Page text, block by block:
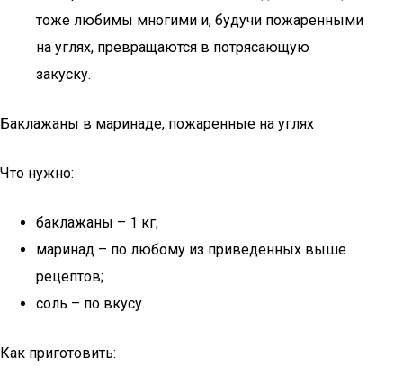
тоже любимы многими и, будучи пожаренными
на углях, превращаются в потрясающую
закуску.
Баклажаны в маринаде, пожаренные на углях
Что нужно:
баклажаны – 1 кг;
маринад – по любому из приведенных выше
рецептов;
соль – по вкусу.
Как приготовить: